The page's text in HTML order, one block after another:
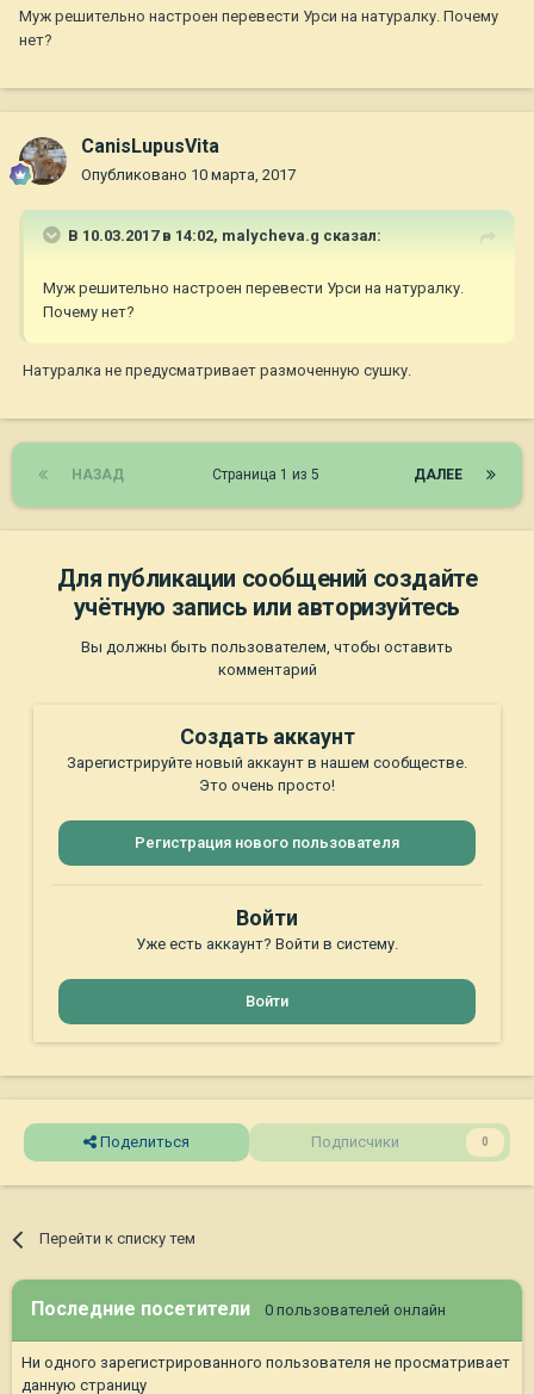
Муж решительно настроен перевести Урси на натуралку. Почему
нет?
CanisLupusVita
Опубликовано 10 марта, 2017
В 10.03.2017 в 14:02, malycheva.g сказал:
Муж решительно настроен перевести Урси на натуралку.
Почему нет?
Натуралка не предусматривает размоченную сушку.
НАЗАД ДАЛЕЕ
Страница 1 из 5
Для публикации сообщений создайте
учётную запись или авторизуйтесь
Вы должны быть пользователем, чтобы оставить
комментарий
Создать аккаунт
Зарегистрируйте новый аккаунт в нашем сообществе.
Это очень просто!
Регистрация нового пользователя
Войти
Уже есть аккаунт? Войти в систему.
Войти
Поделиться Подписчики 0
Перейти к списку тем
Последние посетители 0 пользователей онлайн
Ни одного зарегистрированного пользователя не просматривает
данную страницу